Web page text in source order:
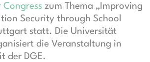
Congress zum Thema „Improving
Security through School
statt. Die Universität
die Veranstaltung in
der DGE.